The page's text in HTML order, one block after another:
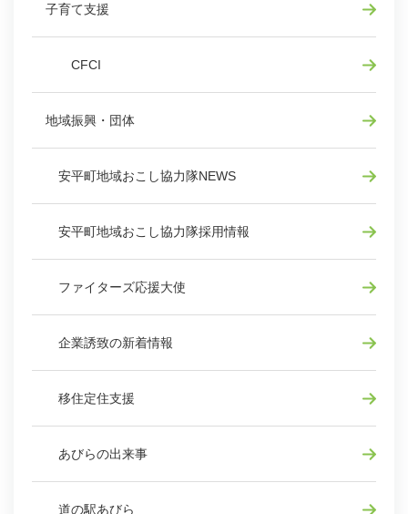
子育て支援
CFCI
地域振興・団体
安平町地域おこし協力隊NEWS
安平町地域おこし協力隊採用情報
ファイターズ応援大使
企業誘致の新着情報
移住定住支援
あびらの出来事
道の駅あびら